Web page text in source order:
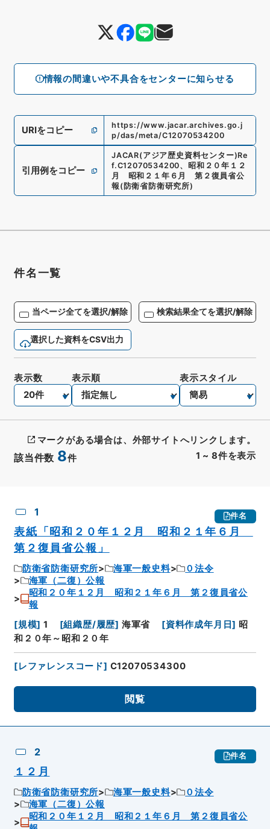
情報の間違いや不具合をセンターに知らせる
URIをコピー
https://www.jacar.archives.go.j
p/das/meta/C12070534200
引用例をコピー
JACAR(アジア歴史資料センター)Re
f.C12070534200、 昭和２０年１２
月 昭和２１年６月 第２復員省公
報 ( 防衛省防衛研究所)
件名一覧
当ページ全てを選択/解除 検索結果全てを選択/解除
選択した資料をCSV出力
該当件数 8件 1 ~ 8件を表示
表示数 表示順 表示スタイル
マークがある場合は、外部サイトへリンクします。
1 件名
表紙「昭和２０年１２月 昭和２１年６月
第２復員省公報」
防衛省防衛研究所 海軍一般史料
０法令
海軍（二復）公報
昭和２０年１２月 昭和２１年６月 第２復員省公
報
[規模] 1 [組織歴/履歴] 海軍省 [資料作成年月日] 昭
和２０年～昭和２０年
[レファレンスコード] C12070534300
閲覧
2 件名
１２月
防衛省防衛研究所 海軍一般史料
０法令
海軍（二復）公報
昭和２０年１２月 昭和２１年６月 第２復員省公